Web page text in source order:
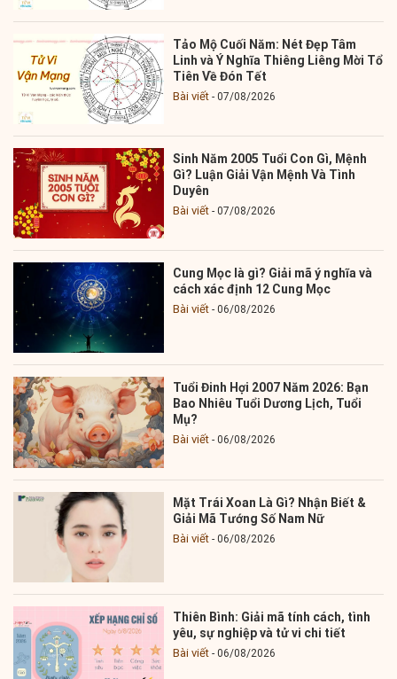
Tảo Mộ Cuối Năm: Nét Đẹp Tâm
Linh và Ý Nghĩa Thiêng Liêng Mời Tổ
Tiên Về Đón Tết
Bài viết 07/08/2026
Sinh Năm 2005 Tuổi Con Gì, Mệnh
Gì? Luận Giải Vận Mệnh Và Tình
Duyên
Bài viết 07/08/2026
Cung Mọc là gì? Giải mã ý nghĩa và
cách xác định 12 Cung Mọc
Bài viết 06/08/2026
Tuổi Đinh Hợi 2007 Năm 2026: Bạn
Bao Nhiêu Tuổi Dương Lịch, Tuổi
Mụ?
Bài viết 06/08/2026
Mặt Trái Xoan Là Gì? Nhận Biết &
Giải Mã Tướng Số Nam Nữ
Bài viết 06/08/2026
Thiên Bình: Giải mã tính cách, tình
yêu, sự nghiệp và tử vi chi tiết
Bài viết 06/08/2026